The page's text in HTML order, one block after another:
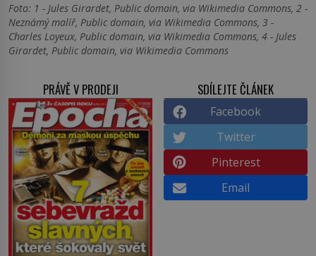
Foto: 1 - Jules Girardet, Public domain, via Wikimedia Commons, 2 -
Neznámý malíř, Public domain, via Wikimedia Commons, 3 -
Charles Loyeux, Public domain, via Wikimedia Commons, 4 - Jules
Girardet, Public domain, via Wikimedia Commons
PRÁVĚ V PRODEJI SDÍLEJTE ČLÁNEK
Facebook
Twitter
Pinterest
Email